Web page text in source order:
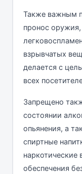
Также важным
пронос
взрывчатых
делается с
всех
Запрещено
состоянии
опьянения, а
спиртные
наркотические
обеспечения